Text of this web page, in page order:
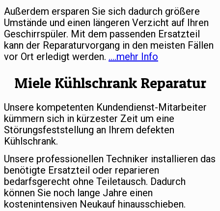
Außerdem ersparen Sie sich dadurch größere
Umstände und einen längeren Verzicht auf Ihren
Geschirrspüler. Mit dem passenden Ersatzteil
kann der Reparaturvorgang in den meisten Fällen
vor Ort erledigt werden. ….mehr Info
Miele Kühlschrank Reparatur
Unsere kompetenten Kundendienst-Mitarbeiter
kümmern sich in kürzester Zeit um eine
Störungsfeststellung an Ihrem defekten
Kühlschrank.
Unsere professionellen Techniker installieren das
benötigte Ersatzteil oder reparieren
bedarfsgerecht ohne Teiletausch. Dadurch
können Sie noch lange Jahre einen
kostenintensiven Neukauf hinausschieben.